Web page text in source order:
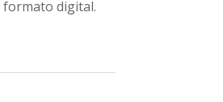
formato digital.